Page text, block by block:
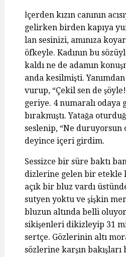
İçerden kızın canının
gelirken birden kapıya
lan sesinizi, amınıza
öfkeyle. Kadının bu
kaldı ne de adamın
anda kesilmişti.
vurup, “Çekil sen de
geriye. 4 numaralı odaya
bırakmıştı. Yatağa
seslenip, “Ne duruyorsun
deyince içeri girdim.
Sessizce bir süre baktı
dizlerine gelen bir etekle
açık bir bluz vardı
sutyen yoktu ve şişkin
bluzun altında belli
sikişenleri dikizleyip 31
sertçe. Gözlerinin altı
sözlerine karşın bakışları